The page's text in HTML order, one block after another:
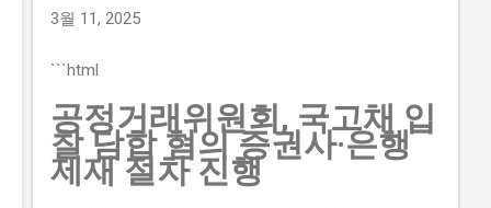
용, 실제 혜택 등에 대해서 자세히 설명하고자 합니다. 많
는 과정이 너무 복잡하고 어려워서 포기하는 경우가 있습
금을 마련할 수 있어 창업에 큰 도움이 됩니다. 그렇기 때
문에 이 글에서는 실제로 지원금을 받은 사람들의 후기와
합격한 사람들의 공통점도 설명하고자 합니다. 이 글에서
3월 11, 2025
```html
공정거래위원회, 국고채 입
찰 담합 혐의 증권사·은행
제재 절차 진행